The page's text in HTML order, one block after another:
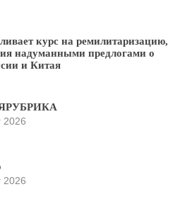
курс на ремилитаризацию,
надуманными предлогами о
и Китая
2026
2026